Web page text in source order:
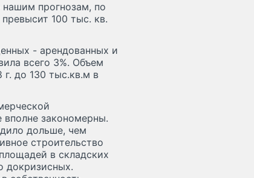
нашим прогнозам, по
100 тыс. кв.
- арендованных и
всего 3%. Объем
до 130 тыс.кв.м в
закономерны.
дольше, чем
строительство
в складских
докризисных.